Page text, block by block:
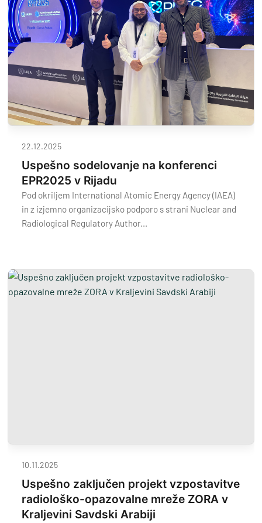
22.12.2025
Uspešno sodelovanje na konferenci
EPR2025 v Rijadu
Pod okriljem International Atomic Energy Agency (IAEA)
in z izjemno organizacijsko podporo s strani Nuclear and
Radiological Regulatory Author...
10.11.2025
Uspešno zaključen projekt vzpostavitve
radiološko-opazovalne mreže ZORA v
Kraljevini Savdski Arabiji